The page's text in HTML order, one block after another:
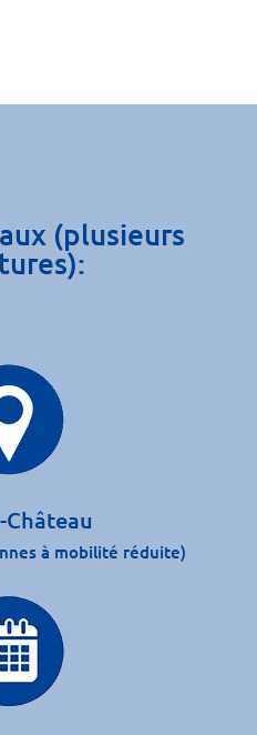
(plusieurs
à mobilité réduite)